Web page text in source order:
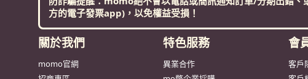
方的電子發票app)，以免權益受損！
關於我們
momo官網
特色服務
異業合作
會
客戶